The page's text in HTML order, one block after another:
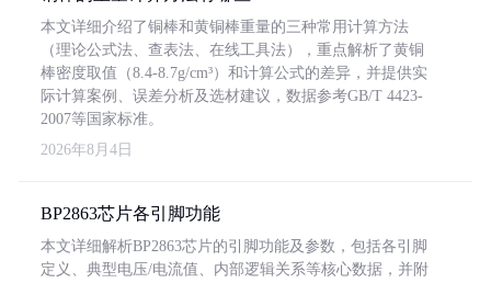
本文详细介绍了铜棒和黄铜棒重量的三种常用计算方法
（理论公式法、查表法、在线工具法），重点解析了黄铜
棒密度取值（8.4-8.7g/cm³）和计算公式的差异，并提供实
际计算案例、误差分析及选材建议，数据参考GB/T 4423-
2007等国家标准。
2026年8月4日
BP2863芯片各引脚功能
本文详细解析BP2863芯片的引脚功能及参数，包括各引脚
定义、典型电压/电流值、内部逻辑关系等核心数据，并附